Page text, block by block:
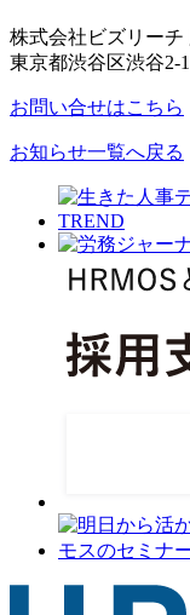
株式会社ビズリーチ
東京都渋谷区渋谷2-
お問い合せはこちら
お知らせ一覧へ戻る